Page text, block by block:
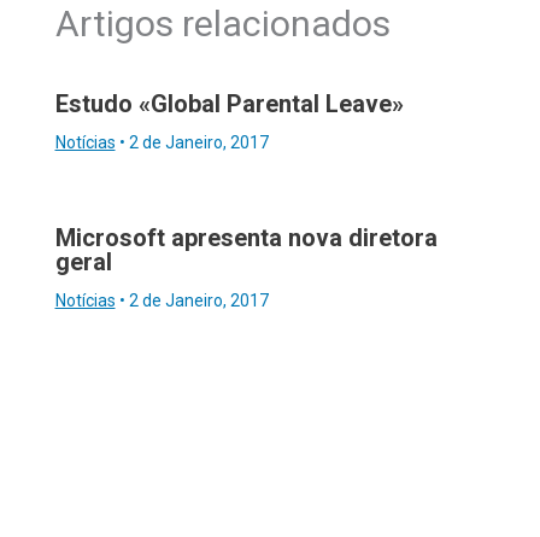
Artigos relacionados
Estudo «Global Parental Leave»
Notícias • 2 de Janeiro, 2017
Microsoft apresenta nova diretora
geral
Notícias • 2 de Janeiro, 2017